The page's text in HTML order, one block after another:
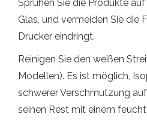
Sprühen Sie die Produkte
Glas, und vermeiden Sie die
Drucker eindringt.
Reinigen Sie den weißen
Modellen). Es ist möglich,
schwerer Verschmutzung
seinen Rest mit einem